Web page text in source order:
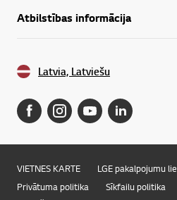
Atbilstības informācija
Latvia, Latviešu
VIETNES KARTE
LGE pakalpojumu
Privātuma politika
Sīkfailu politika